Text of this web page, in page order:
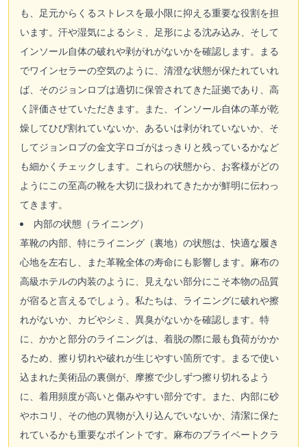
も、足元からくるストレスを最小限に抑える重要な役割を担
います。汗や湿気によるシミ、足形による沈み込み、そして
インソール自体の破れや剥がれがないかを確認します。まる
でワインセラーの空気のように、清澄な状態が保たれていれ
ば、そのジョンロブは適切に保管されてきた証拠であり、高
く評価させていただきます。また、インソール自体の革が乾
燥してひび割れていないか、あるいは剥がれていないか、そ
してジョンロブの金文字ロゴがはっきりと残っているかなど
も細かくチェックします。これらの状態から、お客様がどの
ようにこの至高の靴を大切に扱われてきたかが鮮明に伝わっ
てきます。
内部の状態（ライニング）
革靴の内部、特にライニング（裏地）の状態は、快適な履き
心地を左右し、また革靴全体の寿命にも影響します。麻布の
高級ホテルの内装のように、見えない部分にこそ本物の品質
が宿ると言えるでしょう。私たちは、ライニングに破れや擦
れがないか、カビやシミ、異臭がないかを確認します。特
に、かかと部分のライニングは、着脱の際に最も負荷がかか
るため、擦り切れや破れが生じやすい箇所です。まるで使い
込まれた美術品の裏側が、摩擦で少しずつ擦り切れるよう
に、着用頻度が高いと傷みやすい部分です。また、内部に砂
やホコリ、その他の異物が入り込んでいないか、清潔に保た
れているかも重要なポイントです。麻布のプライベートクラ